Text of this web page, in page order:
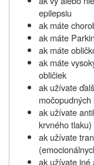
epilepsiu
ak máte
ak máte
ak máte
ak máte
obličiek
ak užívate
ak užívate
krvného tlaku)
ak užívate
ak užívate iné